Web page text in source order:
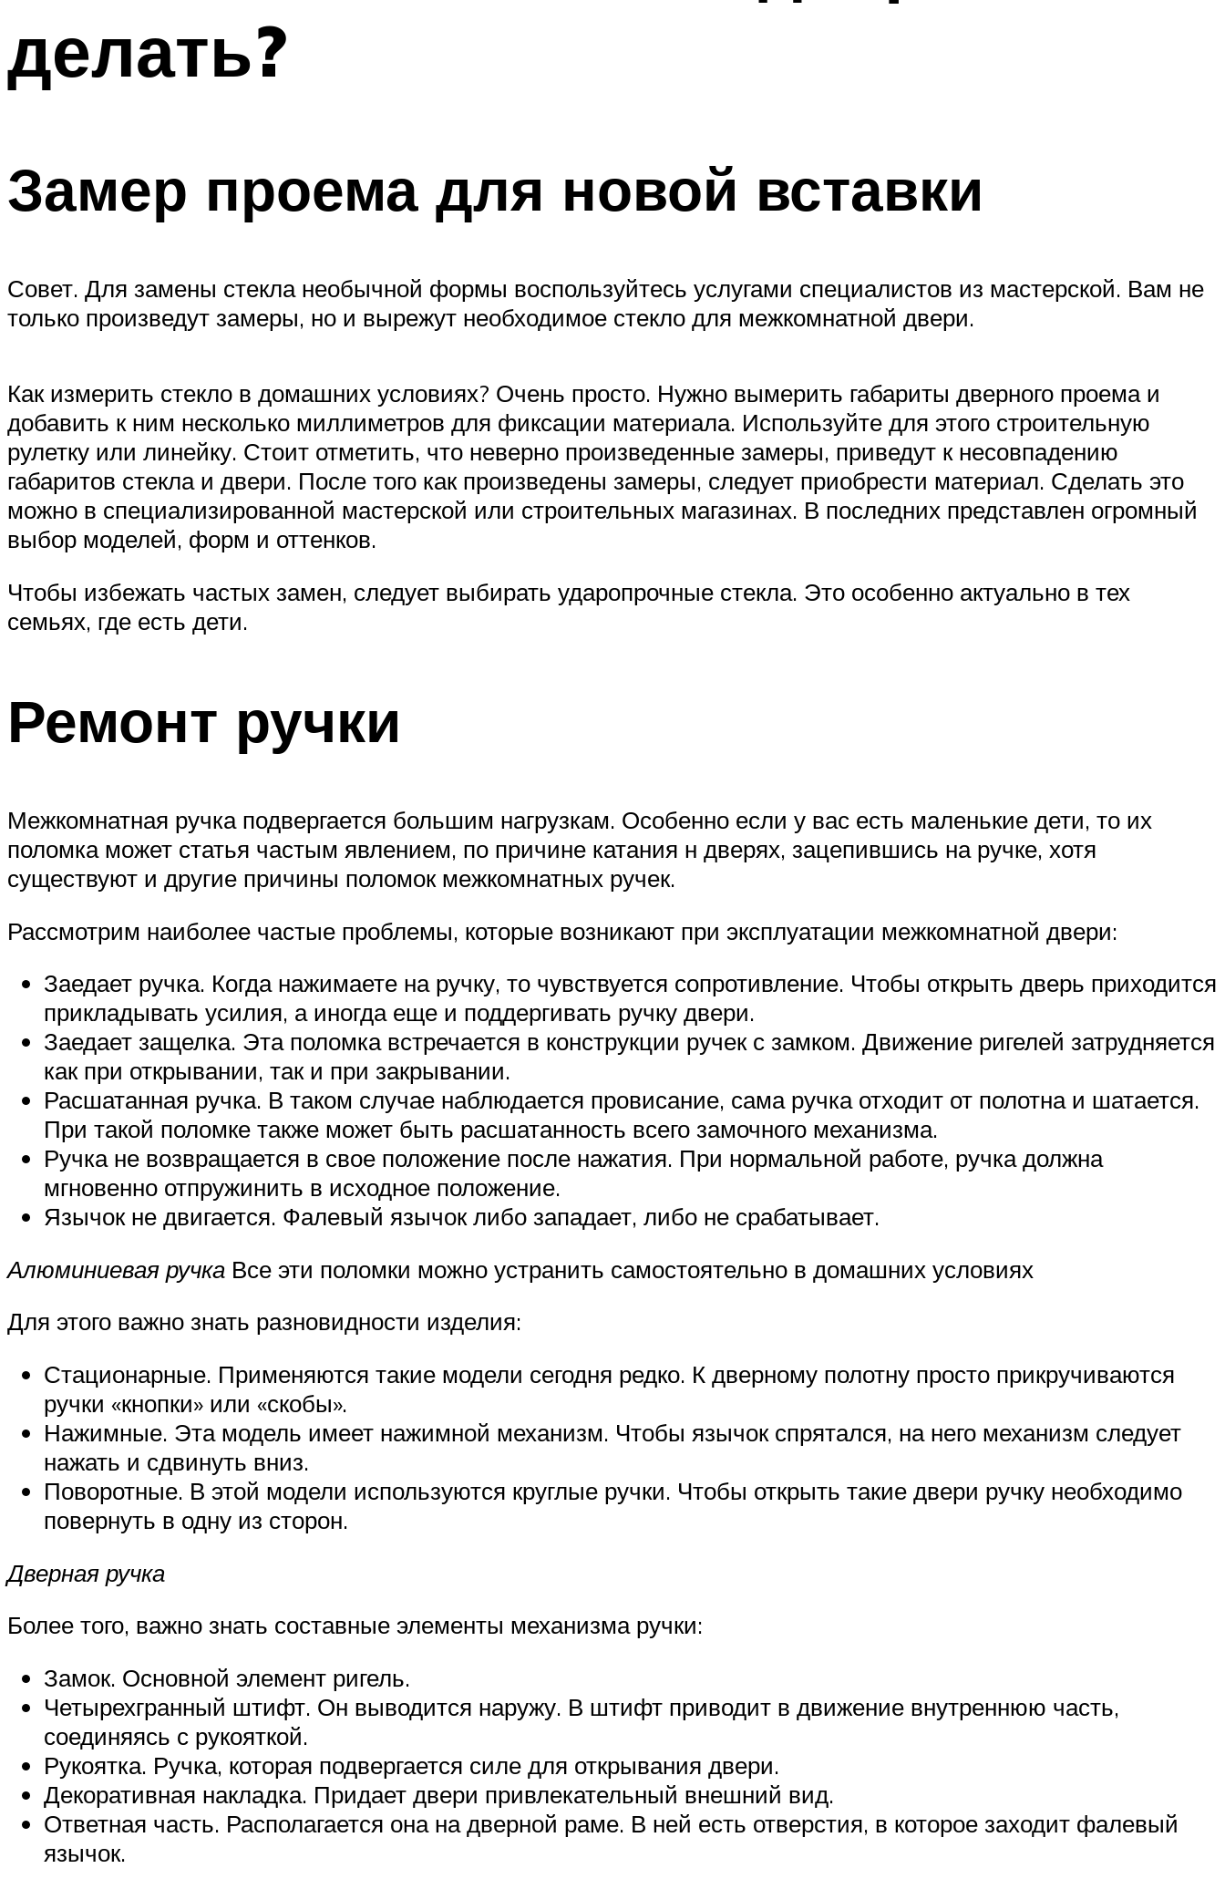
делать?
Замер проема для новой вставки
Совет. Для замены стекла необычной формы воспользуйтесь услугами специалистов из мастерской. Вам не
только произведут замеры, но и вырежут необходимое стекло для межкомнатной двери.
Как измерить стекло в домашних условиях? Очень просто. Нужно вымерить габариты дверного проема и
добавить к ним несколько миллиметров для фиксации материала. Используйте для этого строительную
рулетку или линейку. Стоит отметить, что неверно произведенные замеры, приведут к несовпадению
габаритов стекла и двери. После того как произведены замеры, следует приобрести материал. Сделать это
можно в специализированной мастерской или строительных магазинах. В последних представлен огромный
выбор моделей, форм и оттенков.
Чтобы избежать частых замен, следует выбирать ударопрочные стекла. Это особенно актуально в тех
семьях, где есть дети.
Ремонт ручки
Межкомнатная ручка подвергается большим нагрузкам. Особенно если у вас есть маленькие дети, то их
поломка может статья частым явлением, по причине катания н дверях, зацепившись на ручке, хотя
существуют и другие причины поломок межкомнатных ручек.
Рассмотрим наиболее частые проблемы, которые возникают при эксплуатации межкомнатной двери:
Заедает ручка. Когда нажимаете на ручку, то чувствуется сопротивление. Чтобы открыть дверь приходится
прикладывать усилия, а иногда еще и поддергивать ручку двери.
Заедает защелка. Эта поломка встречается в конструкции ручек с замком. Движение ригелей затрудняется
как при открывании, так и при закрывании.
Расшатанная ручка. В таком случае наблюдается провисание, сама ручка отходит от полотна и шатается.
При такой поломке также может быть расшатанность всего замочного механизма.
Ручка не возвращается в свое положение после нажатия. При нормальной работе, ручка должна
мгновенно отпружинить в исходное положение.
Язычок не двигается. Фалевый язычок либо западает, либо не срабатывает.
Алюминиевая ручка Все эти поломки можно устранить самостоятельно в домашних условиях
Для этого важно знать разновидности изделия:
Стационарные. Применяются такие модели сегодня редко. К дверному полотну просто прикручиваются
ручки «кнопки» или «скобы».
Нажимные. Эта модель имеет нажимной механизм. Чтобы язычок спрятался, на него механизм следует
нажать и сдвинуть вниз.
Поворотные. В этой модели используются круглые ручки. Чтобы открыть такие двери ручку необходимо
повернуть в одну из сторон.
Дверная ручка
Более того, важно знать составные элементы механизма ручки:
Замок. Основной элемент ригель.
Четырехгранный штифт. Он выводится наружу. В штифт приводит в движение внутреннюю часть,
соединяясь с рукояткой.
Рукоятка. Ручка, которая подвергается силе для открывания двери.
Декоративная накладка. Придает двери привлекательный внешний вид.
Ответная часть. Располагается она на дверной раме. В ней есть отверстия, в которое заходит фалевый
язычок.